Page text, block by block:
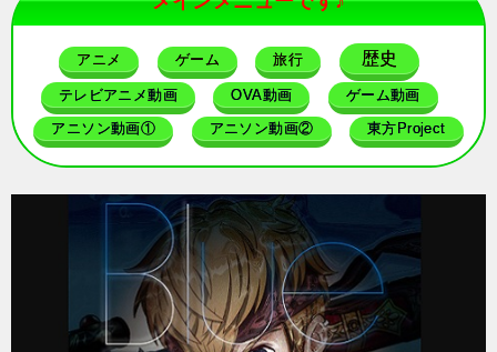
アニメ ゲーム 旅行 歴史
テレビアニメ動画 OVA動画 ゲーム動画
アニソン動画① アニソン動画② 東方Project